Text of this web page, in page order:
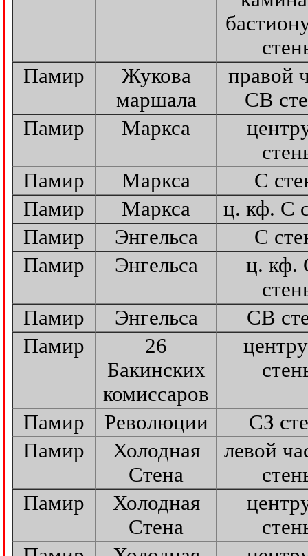
Памир
Жукова
маршала
правой
СВ
Памир
Маркса
Памир
Маркса
С
Памир
Маркса
ц. кф. С
Памир
Энгельса
С
Памир
Энгельса
ц. кф.
Памир
Энгельса
СВ
Памир
26
Бакинских
комиссаров
Памир Революции
СЗ
Памир
Холодная
Стена
левой
Памир
Холодная
Стена